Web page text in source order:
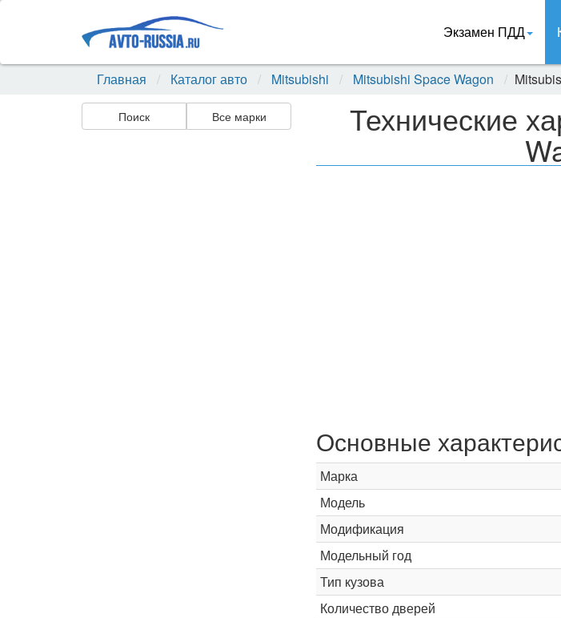
Экзамен ПДД
Главная Каталог авто Mitsubishi Mitsubishi Space Wagon
Поиск Все марки Технические
Основные
Марка
Модель
Модификация
Модельный год
Тип кузова
Количество дверей